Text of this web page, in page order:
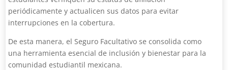
periódicamente y actualicen sus datos para evitar
interrupciones en la cobertura.
De esta manera, el Seguro Facultativo se consolida como
una herramienta esencial de inclusión y bienestar para la
comunidad estudiantil mexicana.